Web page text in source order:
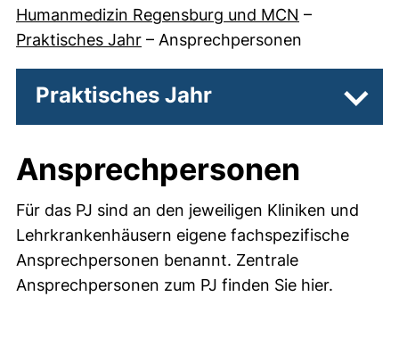
Humanmedizin Regensburg und MCN –
Praktisches Jahr – Ansprechpersonen
Praktisches Jahr
Ansprechpersonen
Für das PJ sind an den jeweiligen Kliniken und
Lehrkrankenhäusern eigene fachspezifische
Ansprechpersonen benannt. Zentrale
Ansprechpersonen zum PJ finden Sie hier.